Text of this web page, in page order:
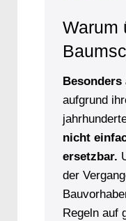
Warum
Besonders
aufgrund
nicht
ersetzbar.
der
Regeln auf